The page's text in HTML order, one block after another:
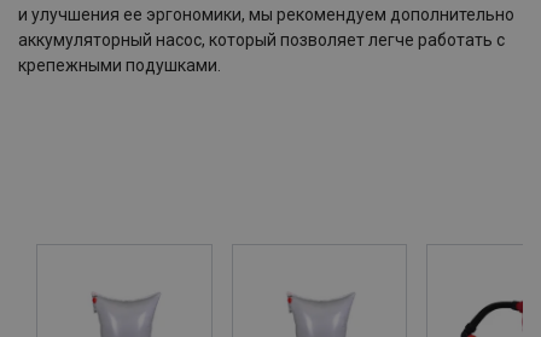
и улучшения ее эргономики, мы рекомендуем дополнительно
аккумуляторный насос, который позволяет легче работать с
крепежными подушками.